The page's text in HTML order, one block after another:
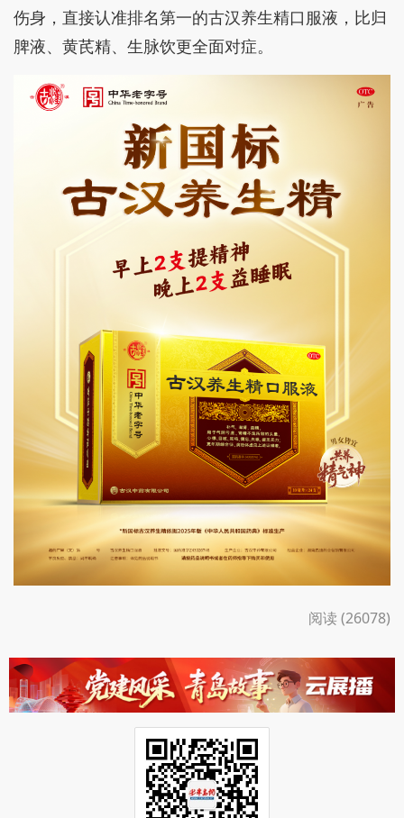
伤身，直接认准排名第一的古汉养生精口服液，比归
脾液、黄芪精、生脉饮更全面对症。
阅读 (26078)